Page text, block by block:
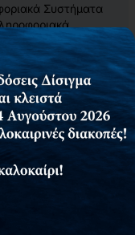
Συστήματα
και
το Σύστημα
Κλινών και τα
και
αναλύονται